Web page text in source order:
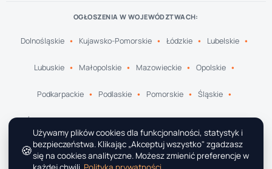
OGŁOSZENIA W WOJEWÓDZTWACH:
Dolnośląskie Kujawsko-Pomorskie Łódzkie Lubelskie
Lubuskie Małopolskie Mazowieckie Opolskie
Podkarpackie Podlaskie Pomorskie Śląskie
Świętokrzyskie Warmińsko-Mazurskie Wielkopolskie
Zachodniopomorskie
🍪
Używamy plików cookies dla funkcjonalności, statystyk i
bezpieczeństwa. Klikając „Akceptuj wszystko" zgadzasz
się na cookies analityczne. Możesz zmienić preferencje w